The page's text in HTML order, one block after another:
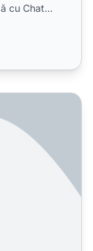
cu Chat...
pentru